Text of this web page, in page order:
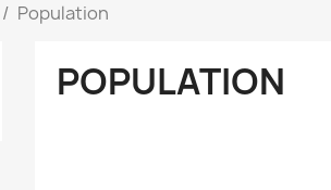
Population
POPULATION